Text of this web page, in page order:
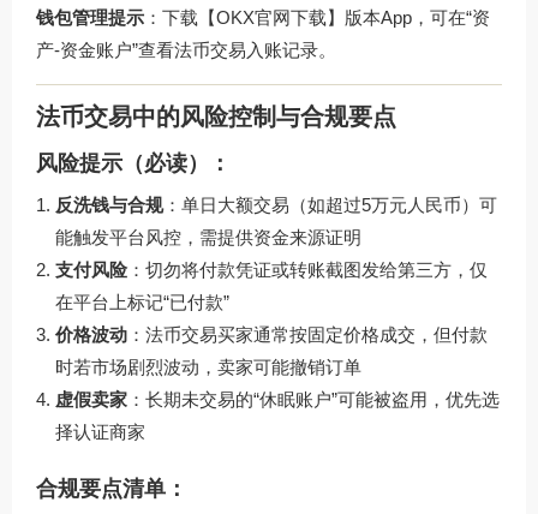
钱包管理提示 ：下载【OKX官网下载】版本App，可在“资
产-资金账户”查看法币交易入账记录。
法币交易中的风险控制与合规要点
风险提示（必读）：
反洗钱与合规：单日大额交易（如超过5万元人民币）可
能触发平台风控，需提供资金来源证明
支付风险：切勿将付款凭证或转账截图发给第三方，仅
在平台上标记“已付款”
价格波动 ：法币交易买家通常按固定价格成交，但付款
时若市场剧烈波动，卖家可能撤销订单
虚假卖家 ：长期未交易的“休眠账户”可能被盗用，优先选
择认证商家
合规要点清单：